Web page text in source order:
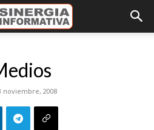
noviembre, 2008